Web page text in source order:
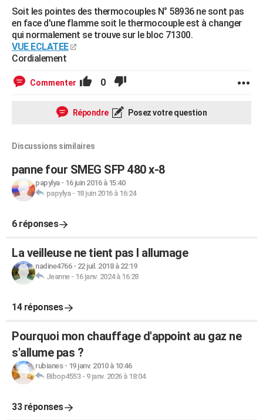
FORUM
Bricolage
Lifestyle
Culture
Sport
Auto
Television
Voyage
Cinema
Soit les pointes des thermocouples N° 58936 ne sont pas
en face d'une flamme soit le thermocouple est à changer
qui normalement se trouve sur le bloc 71300.
VUE ECLATEE
Cordialement
Commenter 0
Répondre Posez votre question
Discussions similaires
panne four SMEG SFP 480 x-8
papylya- 16 juin 2016 à 15:40
papylya- 18 juin 2016 à 16:24
6 réponses
La veilleuse ne tient pas l allumage
nadine4766- 22 juil. 2018 à 22:19
Jeanne- 16 janv. 2024 à 16:28
14 réponses
Pourquoi mon chauffage d'appoint au gaz ne
s'allume pas ?
rubianes- 19 janv. 2010 à 10:46
Bibop4553- 9 janv. 2026 à 18:04
33 réponses